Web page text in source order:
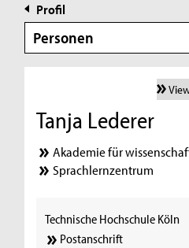
Profil
Personen
Tanja Lederer
Akademie für
Sprachlernzentrum
Technische Hochschule Köln
Postanschrift